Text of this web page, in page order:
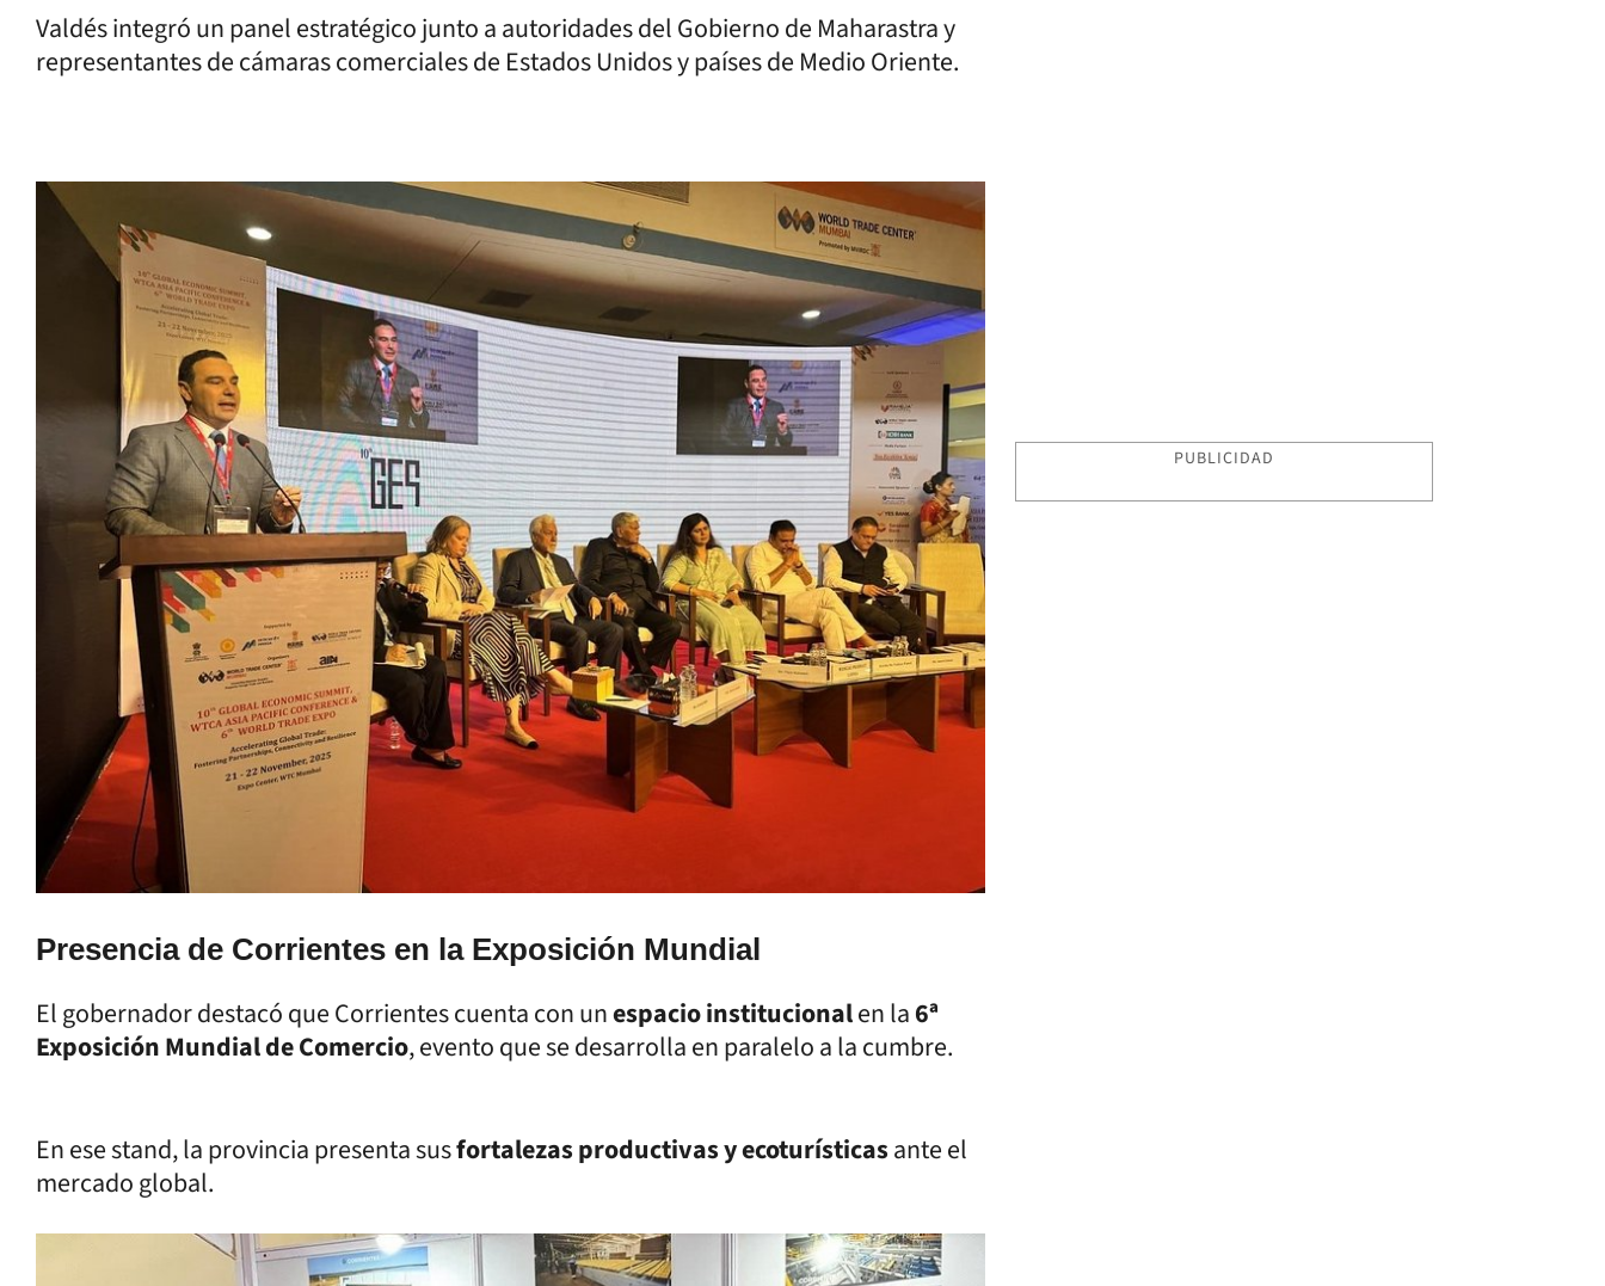
Valdés integró un panel estratégico junto a autoridades del Gobierno de Maharastra y
representantes de cámaras comerciales de Estados Unidos y países de Medio Oriente.
Presencia de Corrientes en la Exposición Mundial
El gobernador destacó que Corrientes cuenta con unespacio institucionalen la6ª
Exposición Mundial de Comercio, evento que se desarrolla en paralelo a la cumbre.
En ese stand, la provincia presenta susfortalezas productivas y ecoturísticasante el
mercado global.
PUBLICIDAD